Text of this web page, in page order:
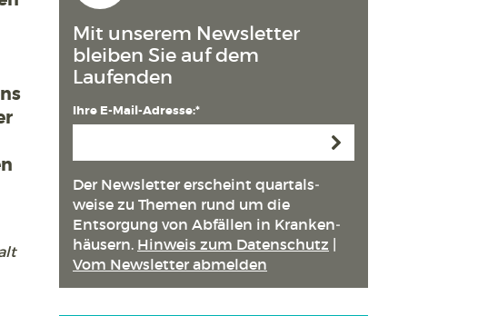
Mit unserem Newsletter
bleiben Sie auf dem
Laufenden
Ihre E-Mail-Adresse:*
Der Newsletter erscheint quartals­
weise zu Themen rund um die
Entsorgung von Abfällen in Kranken­
häusern. Hinweis zum Datenschutz
Vom Newsletter abmelden